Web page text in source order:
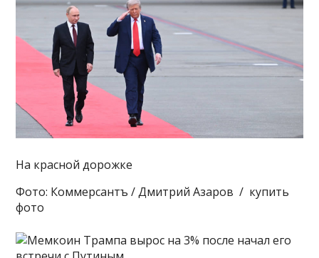
На красной дорожке
Фото: Коммерсантъ / Дмитрий Азаров / купить
фото